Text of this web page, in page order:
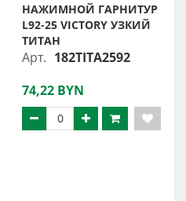
НАЖИМНОЙ ГАРНИТУР
L92-25 VICTORY УЗКИЙ
ТИТАН
Арт. 182TITA2592
74,22 BYN